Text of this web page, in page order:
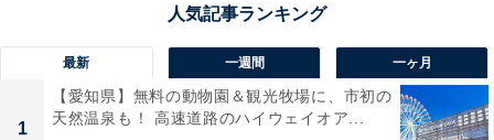
最新 一週間 一ヶ月
1
【愛知県】無料の動物園＆観光牧場に、市初の
天然温泉も！ 高速道路のハイウェイオア...